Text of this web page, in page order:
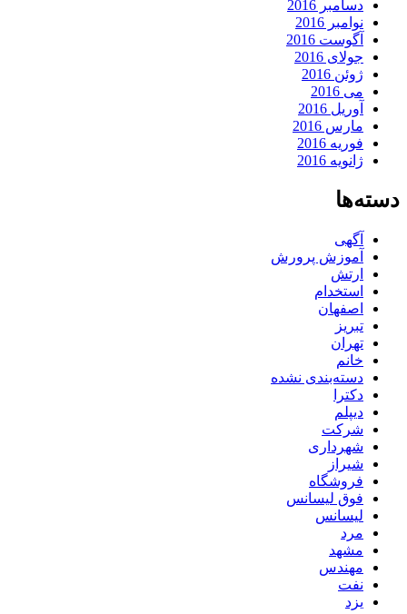
دسامبر 2016
نوامبر 2016
آگوست 2016
جولای 2016
ژوئن 2016
می 2016
آوریل 2016
مارس 2016
فوریه 2016
ژانویه 2016
دسته‌ها
آگهی
آموزش پرورش
ارتش
استخدام
اصفهان
تبریز
تهران
خانم
دسته‌بندی نشده
دکترا
دیپلم
شرکت
شهرداری
شیراز
فروشگاه
فوق لیسانس
لیسانس
مرد
مشهد
مهندس
نفت
یزد